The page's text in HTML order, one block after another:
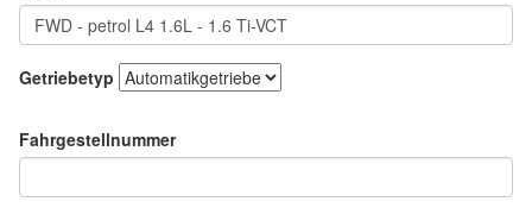
Getriebetyp
Fahrgestellnummer